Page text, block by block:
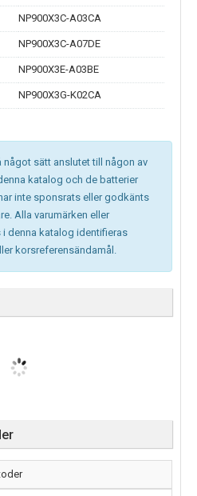
NP900X3C-A03CA
NP900X3C-A07DE
NP900X3E-A03BE
NP900X3G-K02CA
något sätt anslutet till någon av
katalog och de batterier
inte sponsrats eller godkänts
Alla varumärken eller
denna katalog identifieras
korsreferensändamål.